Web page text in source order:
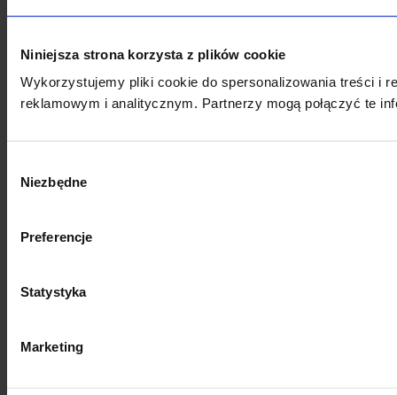
Niniejsza strona korzysta z plików cookie
Wykorzystujemy pliki cookie do spersonalizowania treści i
reklamowym i analitycznym. Partnerzy mogą połączyć te
zgody
Niezbędne
Preferencje
Statystyka
Marketing